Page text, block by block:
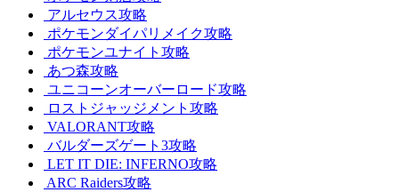
アルセウス攻略
ポケモンダイパリメイク攻略
ポケモンユナイト攻略
あつ森攻略
ユニコーンオーバーロード攻略
ロストジャッジメント攻略
VALORANT攻略
バルダーズゲート3攻略
LET IT DIE: INFERNO攻略
ARC Raiders攻略